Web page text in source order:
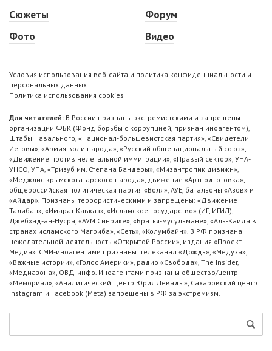
Сюжеты
Фото
Форум
Видео
Условия использования веб-сайта и политика конфиденциальности и
персональных данных
Политика использования cookies
Для читателей: В России признаны экстремистскими и запрещены
организации ФБК (Фонд борьбы с коррупцией, признан иноагентом),
Штабы Навального, «Национал-большевистская партия», «Свидетели
Иеговы», «Армия воли народа», «Русский общенациональный союз»,
«Движение против нелегальной иммиграции», «Правый сектор», УНА-
УНСО, УПА, «Тризуб им. Степана Бандеры», «Мизантропик дивижн»,
«Меджлис крымскотатарского народа», движение «Артподготовка»,
общероссийская политическая партия «Воля», АУЕ, батальоны «Азов» и
«Айдар». Признаны террористическими и запрещены: «Движение
Талибан», «Имарат Кавказ», «Исламское государство» (ИГ, ИГИЛ),
Джебхад-ан-Нусра, «АУМ Синрике», «Братья-мусульмане», «Аль-Каида в
странах исламского Магриба», «Сеть», «Колумбайн». В РФ признана
нежелательной деятельность «Открытой России», издания «Проект
Медиа». СМИ-иноагентами признаны: телеканал «Дождь», «Медуза»,
«Важные истории», «Голос Америки», радио «Свобода», The Insider,
«Медиазона», ОВД-инфо. Иноагентами признаны общество/центр
«Мемориал», «Аналитический Центр Юрия Левады», Сахаровский центр.
Instagram и Facebook (Metа) запрещены в РФ за экстремизм.